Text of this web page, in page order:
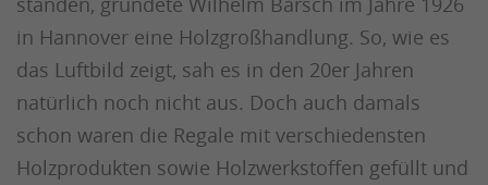
in Hannover eine Holzgroßhandlung. So, wie es
das Luftbild zeigt, sah es in den 20er Jahren
natürlich noch nicht aus. Doch auch damals
schon waren die Regale mit verschiedensten
Holzprodukten sowie Holzwerkstoffen gefüllt und